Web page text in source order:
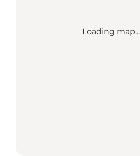
Loading map...